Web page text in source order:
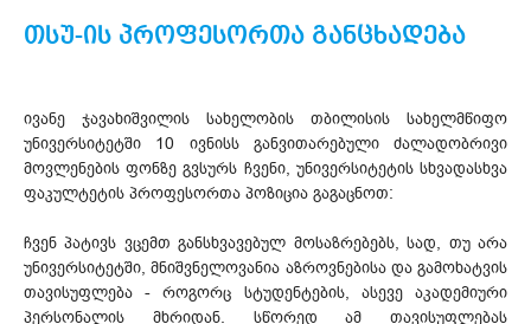
თსუ-ის პროფესორთა განცხადება
ივანე ჯავახიშვილის სახელობის თბილისის სახელმწიფო
უნივერსიტეტში 10 ივნისს განვითარებული ძალადობრივი
მოვლენების ფონზე გვსურს ჩვენი, უნივერსიტეტის სხვადასხვა
ფაკულტეტის პროფესორთა პოზიცია გაგაცნოთ:
ჩვენ პატივს ვცემთ განსხვავებულ მოსაზრებებს, სად, თუ არა
უნივერსიტეტში, მნიშვნელოვანია აზროვნებისა და გამოხატვის
თავისუფლება - როგორც სტუდენტების, ასევე აკადემიური
პერსონალის მხრიდან. სწორედ ამ თავისუფლებას